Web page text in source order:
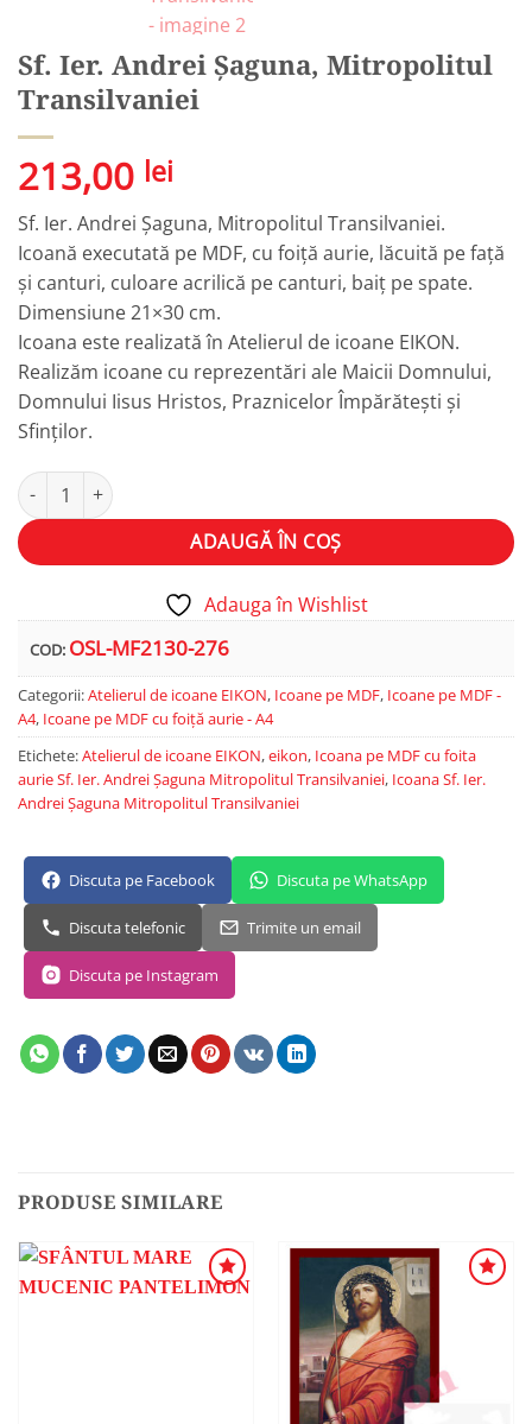
Sf. Ier. Andrei Șaguna, Mitropolitul
Transilvaniei
213,00 lei
Sf. Ier. Andrei Șaguna, Mitropolitul Transilvaniei.
Icoană executată pe MDF, cu foiță aurie, lăcuită pe față
și canturi, culoare acrilică pe canturi, baiț pe spate.
Dimensiune 21×30 cm.
Icoana este realizată în Atelierul de icoane EIKON.
Realizăm icoane cu reprezentări ale Maicii Domnului,
Domnului Iisus Hristos, Praznicelor Împărătești și
Sfinților.
Cantitate Sf. Ier. Andrei Șaguna, Mitropolitul Transilvaniei
ADAUGĂ ÎN COȘ
Alternative:
Adauga în Wishlist
COD: OSL-MF2130-276
Categorii:Atelierul de icoane EIKON, Icoane pe MDF, Icoane pe MDF -
A4, Icoane pe MDF cu foiță aurie - A4
Etichete:Atelierul de icoane EIKON,eikon, Icoana pe MDF cu foita
aurie Sf. Ier. Andrei Șaguna Mitropolitul Transilvaniei, Icoana Sf. Ier.
Andrei Șaguna Mitropolitul Transilvaniei
Discuta pe Facebook Discuta pe WhatsApp
Discuta telefonic Trimite un email
Discuta pe Instagram
PRODUSE SIMILARE